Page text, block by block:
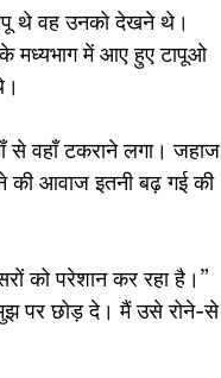
थे वह उनको देखने थे।
मध्यभाग में आए हुए टापूओ
से वहाँ टकराने लगा। जहाज
की आवाज इतनी बढ़ गई की
को परेशान कर रहा है।”
पर छोड़ दे। मैं उसे रोने-से